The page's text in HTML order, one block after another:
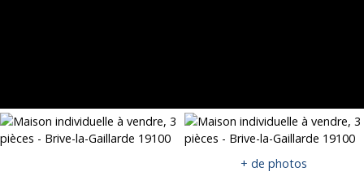
Mes favoris Espace vendeur Estimation
+ de photos